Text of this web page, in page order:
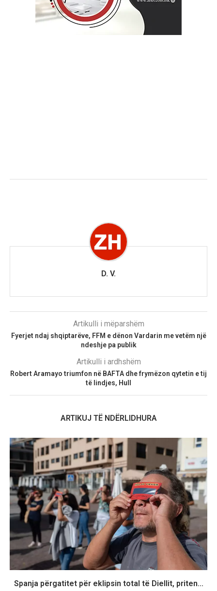
D. V.
Artikulli i mëparshëm
Fyerjet ndaj shqiptarëve, FFM e dënon Vardarin me vetëm një
ndeshje pa publik
Artikulli i ardhshëm
Robert Aramayo triumfon në BAFTA dhe frymëzon qytetin e tij
të lindjes, Hull
ARTIKUJ TË NDËRLIDHURA
Spanja përgatitet për eklipsin total të Diellit, priten...